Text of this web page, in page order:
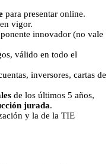
para presentar online.
vigor.
innovador (no vale
válido en todo el
inversores, cartas de
de los últimos 5 años,
jurada.
y la de la TIE